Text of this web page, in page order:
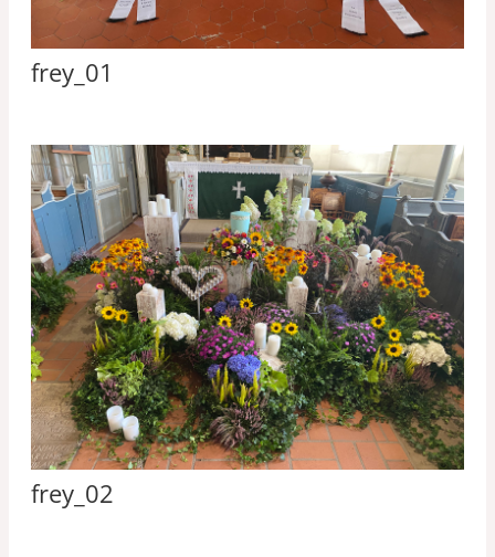
frey_01
frey_02